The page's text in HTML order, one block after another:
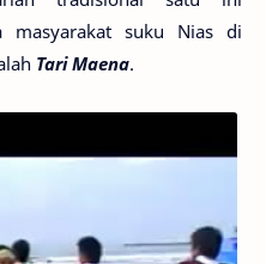
masyarakat suku Nias di
Tari Maena.